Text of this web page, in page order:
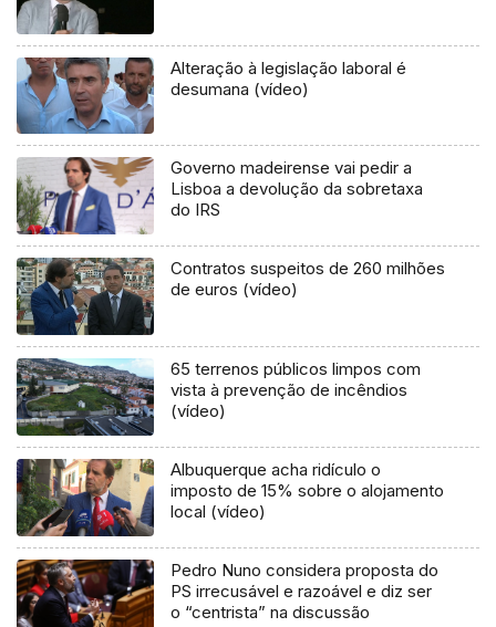
Alteração à legislação laboral é
desumana (vídeo)
Governo madeirense vai pedir a
Lisboa a devolução da sobretaxa
do IRS
Contratos suspeitos de 260 milhões
de euros (vídeo)
65 terrenos públicos limpos com
vista à prevenção de incêndios
(vídeo)
Albuquerque acha ridículo o
imposto de 15% sobre o alojamento
local (vídeo)
Pedro Nuno considera proposta do
PS irrecusável e razoável e diz ser
o “centrista” na discussão